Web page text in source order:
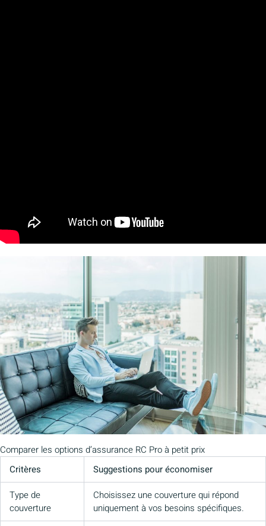
Comparer les options d’assurance RC Pro à petit prix
Critères
Suggestions pour économiser
Type de
couverture
Choisissez une couverture qui répond
uniquement à vos besoins spécifiques.